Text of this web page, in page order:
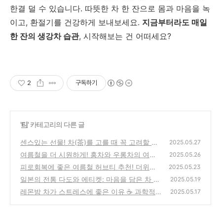
한결 덜 수 있습니다. 따뜻한 차 한 잔으로 몸과 마음을 녹
이고, 환절기를 건강하게 보내보세요. 지금부터라도 매일
한 잔의 생강차 습관, 시작해보는 건 어떠세요?
2 구독하기
'티' 카테고리의 다른 글
센스있는 선물! 차(茶)를 고를 때 꼭 고려할 포
인트 6가지
(0)
2025.05.27
여름철을 더 시원하게! 홍차와 우롱차의 여름
활용법
(0)
2025.05.26
피로회복에 좋은 여름철 허브티 추천! 더위에
지친 몸과 마음을 위한 자연의 처방
(0)
2025.05.23
일본의 전통 다도와 에티켓: 마음을 담은 차 한
잔의 예술
(0)
2025.05.19
레몬밤 차가 스트레스에 좋은 이유 ☕ 과학적
2025.05.17